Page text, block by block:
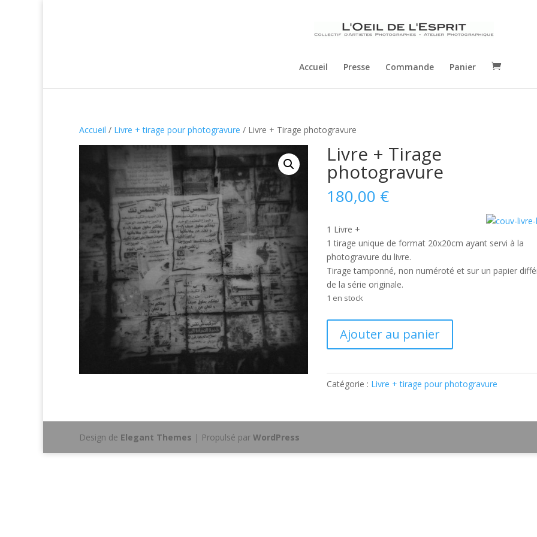
Accueil Presse Commande Panier
Accueil / Livre + tirage pour photogravure / Livre + Tirage photogravure
Livre + Tirage
photogravure
180,00 €
1 Livre +
1 tirage unique de format 20x20cm ayant servi à la
photogravure du livre.
Tirage tamponné, non numéroté et sur un papier
de la série originale.
1 en stock
Livre
Tirage
Ajouter au panier
Catégorie : Livre + tirage pour photogravure
Design de Elegant Themes | Propulsé par WordPress